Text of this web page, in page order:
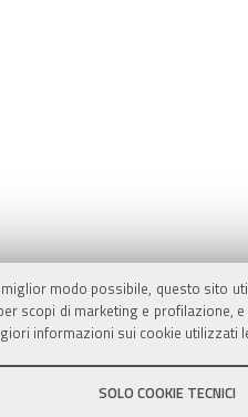
modo possibile, questo sito
scopi di marketing e
informazioni sui cookie utilizzati
SOLO COOKIE TECNICI